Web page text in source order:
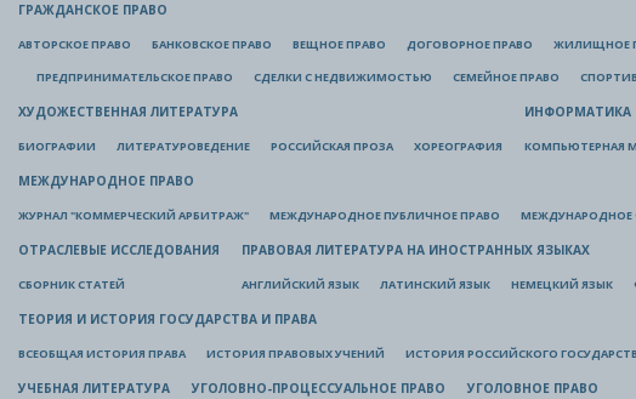
ГРАЖДАНСКОЕ ПРАВО
АВТОРСКОЕ ПРАВО БАНКОВСКОЕ ПРАВО ВЕЩНОЕ ПРАВО ДОГОВОРНОЕ ПРАВО ЖИЛИЩНОЕ
ПРЕДПРИНИМАТЕЛЬСКОЕ ПРАВО СДЕЛКИ С НЕДВИЖИМОСТЬЮ СЕМЕЙНОЕ ПРАВО
ХУДОЖЕСТВЕННАЯ ЛИТЕРАТУРА
БИОГРАФИИ ЛИТЕРАТУРОВЕДЕНИЕ РОССИЙСКАЯ ПРОЗА ХОРЕОГРАФИЯ
ИНФОРМАТИКА
КОМПЬЮТЕРНАЯ
МЕЖДУНАРОДНОЕ ПРАВО
ЖУРНАЛ "КОММЕРЧЕСКИЙ АРБИТРАЖ" МЕЖДУНАРОДНОЕ ПУБЛИЧНОЕ ПРАВО МЕЖДУНАРОДНОЕ
ОТРАСЛЕВЫЕ ИССЛЕДОВАНИЯ
СБОРНИК СТАТЕЙ
ПРАВОВАЯ ЛИТЕРАТУРА НА ИНОСТРАННЫХ ЯЗЫКАХ
АНГЛИЙСКИЙ ЯЗЫК ЛАТИНСКИЙ ЯЗЫК НЕМЕЦКИЙ ЯЗЫК
ТЕОРИЯ И ИСТОРИЯ ГОСУДАРСТВА И ПРАВА
ВСЕОБЩАЯ ИСТОРИЯ ПРАВА ИСТОРИЯ ПРАВОВЫХ УЧЕНИЙ ИСТОРИЯ РОССИЙСКОГО
УЧЕБНАЯ ЛИТЕРАТУРА УГОЛОВНО-ПРОЦЕССУАЛЬНОЕ ПРАВО УГОЛОВНОЕ ПРАВО